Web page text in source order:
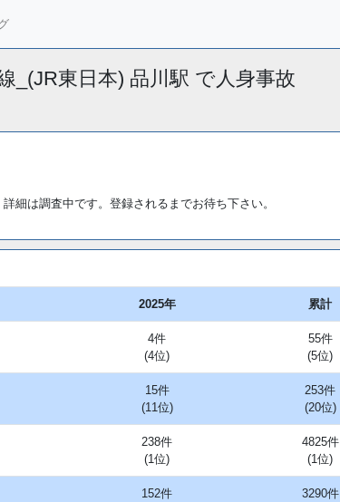
_(JR東日本) 品川駅 で人身事故
詳細は調査中です。登録されるまでお待ち下さい。
2025年 累計
4件
(4位)
55件
(5位)
15件
(11位)
253件
(20位)
238件
(1位)
4825件
(1位)
152件
3290件